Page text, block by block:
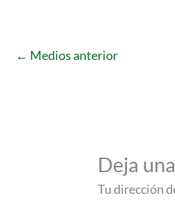
← Medios anterior
Deja
Tu dirección